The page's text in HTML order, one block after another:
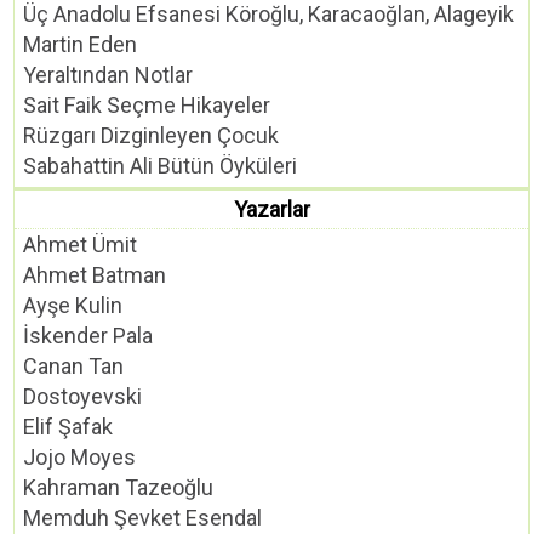
Üç Anadolu Efsanesi Köroğlu, Karacaoğlan, Alageyik
Martin Eden
Yeraltından Notlar
Sait Faik Seçme Hikayeler
Rüzgarı Dizginleyen Çocuk
Sabahattin Ali Bütün Öyküleri
Yazarlar
Ahmet Ümit
Ahmet Batman
Ayşe Kulin
İskender Pala
Canan Tan
Dostoyevski
Elif Şafak
Jojo Moyes
Kahraman Tazeoğlu
Memduh Şevket Esendal